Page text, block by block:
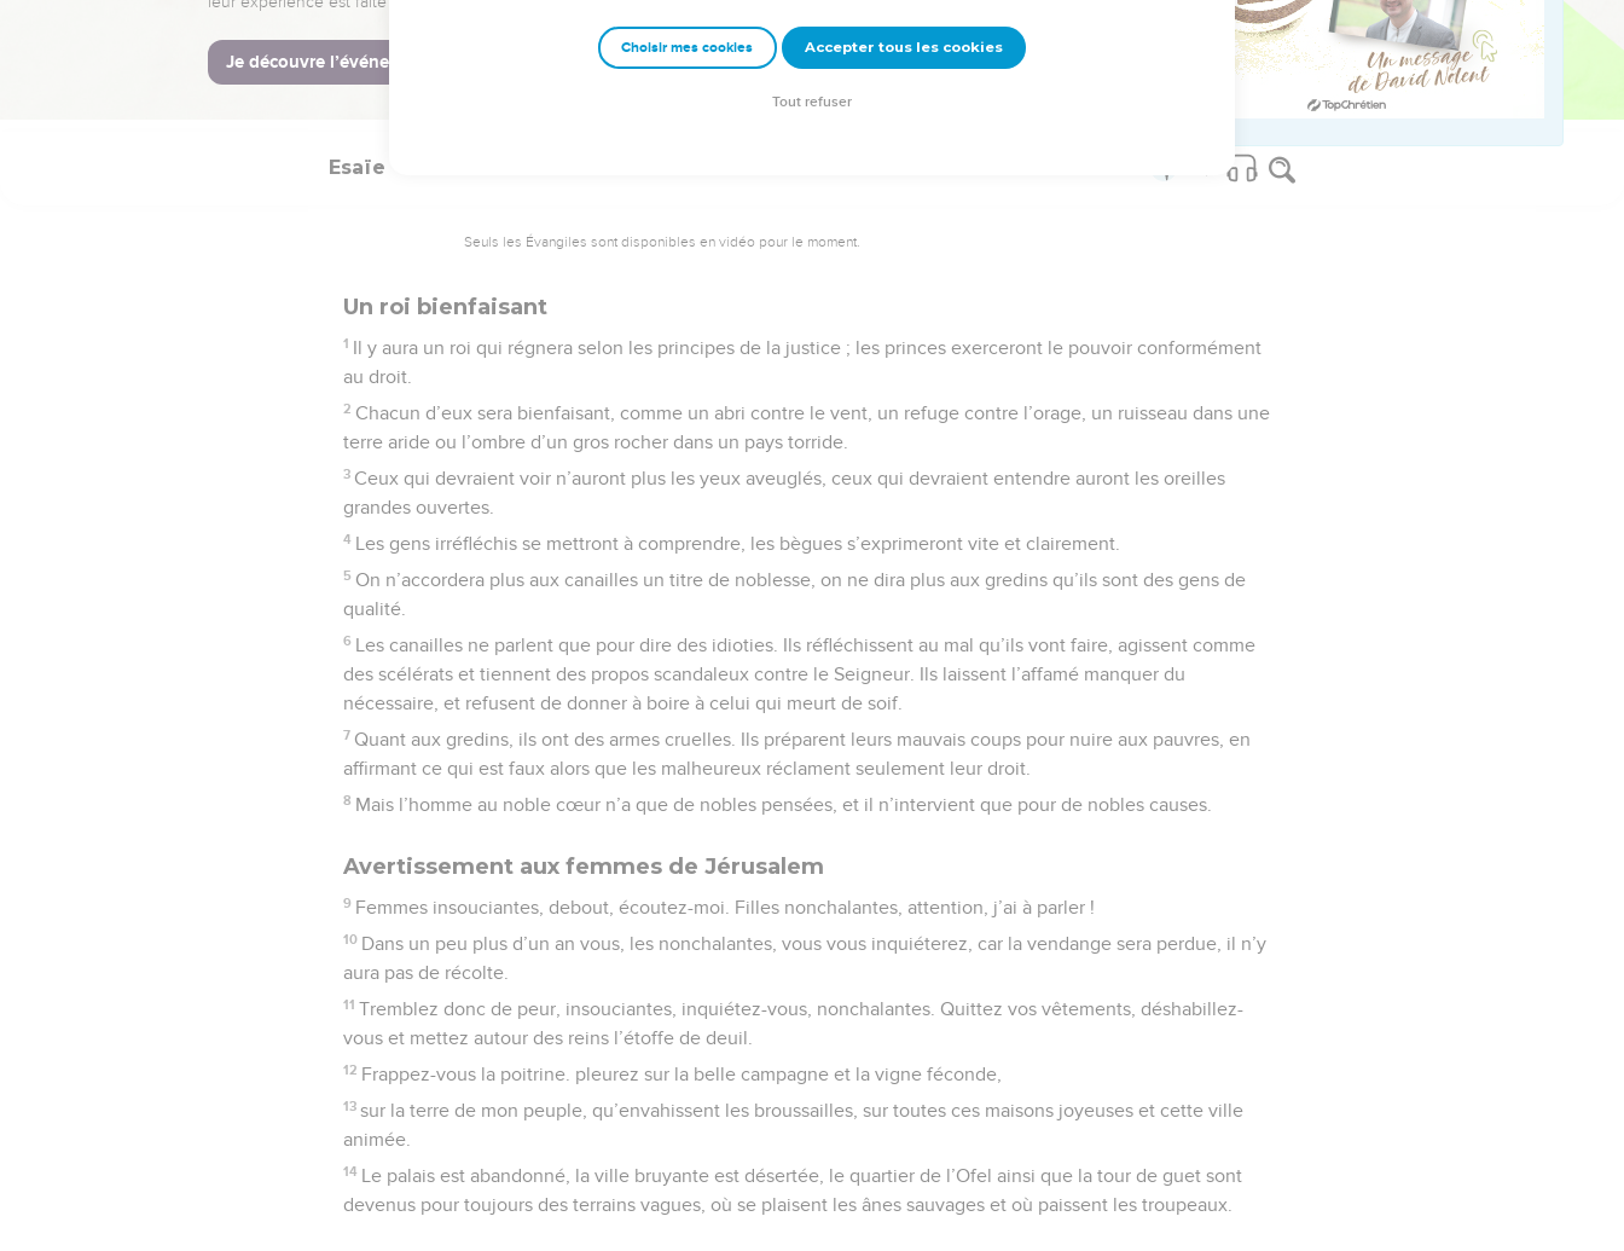
leur drapeau. C’est le Seigneur qui le déclare, lui qui a sa flamme à Sion, un feu allumé à Jérusalem.
© Société biblique française – Bibli’O, 1997, avec autorisation. Pour vous procurer une Bible imprimée, rendez-vous sur www.editionsbiblio.fr
Esaïe
Seuls les Évangiles sont disponibles en vidéo pour le moment.
Un roi bienfaisant
1 Il y aura un roi qui régnera selon les principes de la justice ; les princes exerceront le pouvoir conformément
au droit.
2 Chacun d’eux sera bienfaisant, comme un abri contre le vent, un refuge contre l’orage, un ruisseau dans une
terre aride ou l’ombre d’un gros rocher dans un pays torride.
3 Ceux qui devraient voir n’auront plus les yeux aveuglés, ceux qui devraient entendre auront les oreilles
grandes ouvertes.
4 Les gens irréfléchis se mettront à comprendre, les bègues s’exprimeront vite et clairement.
5 On n’accordera plus aux canailles un titre de noblesse, on ne dira plus aux gredins qu’ils sont des gens de
qualité.
6 Les canailles ne parlent que pour dire des idioties. Ils réfléchissent au mal qu’ils vont faire, agissent comme
des scélérats et tiennent des propos scandaleux contre le Seigneur. Ils laissent l’affamé manquer du
nécessaire, et refusent de donner à boire à celui qui meurt de soif.
7 Quant aux gredins, ils ont des armes cruelles. Ils préparent leurs mauvais coups pour nuire aux pauvres, en
affirmant ce qui est faux alors que les malheureux réclament seulement leur droit.
8 Mais l’homme au noble cœur n’a que de nobles pensées, et il n’intervient que pour de nobles causes.
Avertissement aux femmes de Jérusalem
9 Femmes insouciantes, debout, écoutez-moi. Filles nonchalantes, attention, j’ai à parler !
10 Dans un peu plus d’un an vous, les nonchalantes, vous vous inquiéterez, car la vendange sera perdue, il n’y
aura pas de récolte.
11 Tremblez donc de peur, insouciantes, inquiétez-vous, nonchalantes. Quittez vos vêtements, déshabillez-
vous et mettez autour des reins l’étoffe de deuil.
12 Frappez-vous la poitrine. pleurez sur la belle campagne et la vigne féconde,
13 sur la terre de mon peuple, qu’envahissent les broussailles, sur toutes ces maisons joyeuses et cette ville
animée.
14 Le palais est abandonné, la ville bruyante est désertée, le quartier de l’Ofel ainsi que la tour de guet sont
devenus pour toujours des terrains vagues, où se plaisent les ânes sauvages et où paissent les troupeaux.
Choisir mes cookies Accepter tous les cookies
Tout refuser